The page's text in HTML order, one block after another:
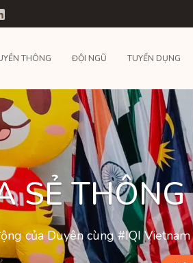
THÔNG ĐỘI NGŨ TUYỂN DỤNG
SẺ
của Duyên cùng #IQI